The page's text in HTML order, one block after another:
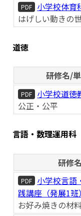
PDF
小学校体育
はげしい動きの
道徳
研修名/
PDF
小学校道徳
公正・公平
言語・数理運用科
研修
PDF
小学校言語
践講座（発展1班）
お好み焼きの材